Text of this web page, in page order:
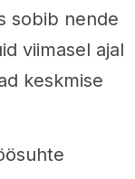
sobib nende
viimasel ajal
keskmise